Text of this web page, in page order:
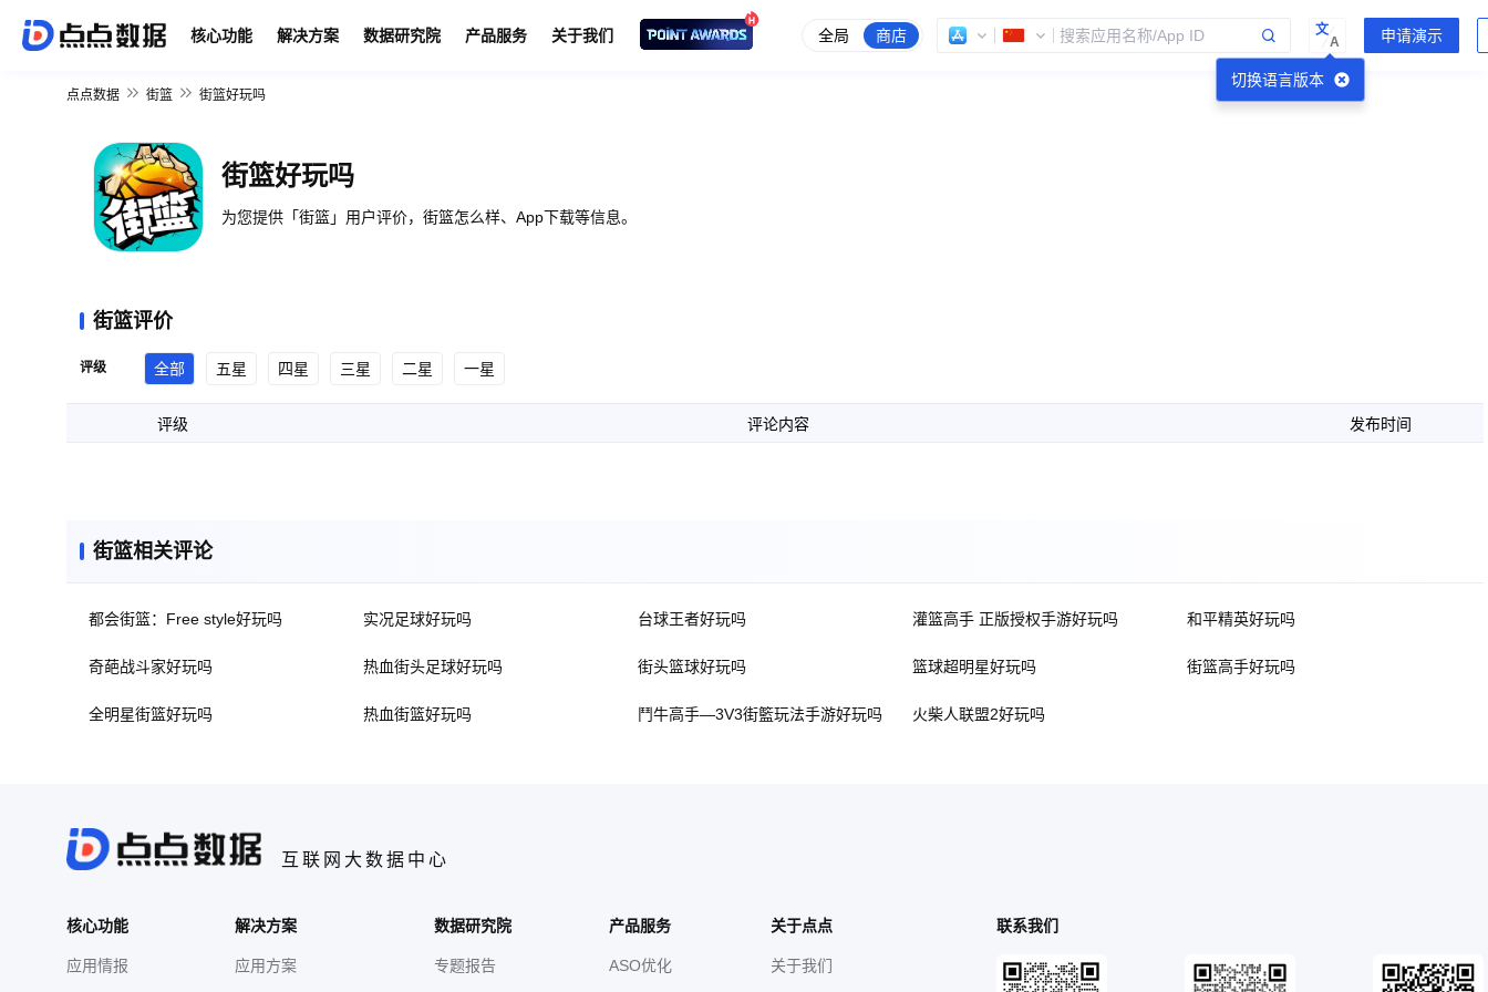
核心功能 解决方案 数据研究院 产品服务 关于我们 全局 商店
切换语言版本
文
A
点点数据 街篮 街篮好玩吗
街篮好玩吗
为您提供「街篮」用户评价，街篮怎么样、App下载等信息。
街篮评价
评级 全部 五星 四星 三星 二星 一星
评级 评论内容 发布时间
街篮相关评论
都会街篮：Free style好玩吗 实况足球好玩吗 台球王者好玩吗 灌篮高手 正版授权手游好玩吗 和平精英好玩吗
奇葩战斗家好玩吗 热血街头足球好玩吗 街头篮球好玩吗 篮球超明星好玩吗 街篮高手好玩吗
全明星街篮好玩吗 热血街篮好玩吗 鬥牛高手—3V3街籃玩法手游好玩吗 火柴人联盟2好玩吗
互联网大数据中心
核心功能
应用情报
解决方案
应用方案
数据研究院
专题报告
产品服务
ASO优化
关于点点
关于我们
联系我们